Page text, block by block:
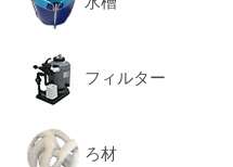
フィルター
ろ材